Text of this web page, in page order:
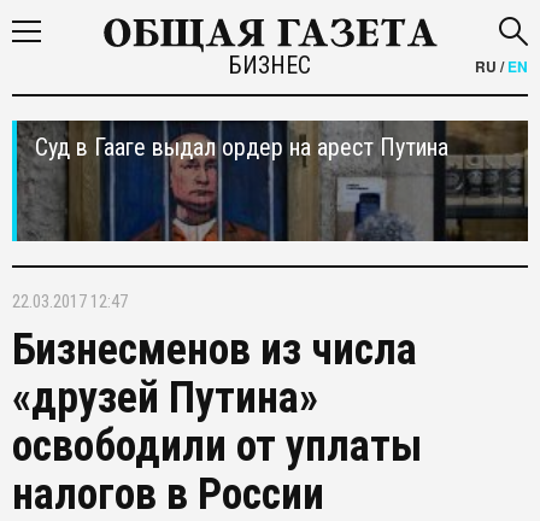
БИЗНЕС RU /EN
Суд в Гааге выдал ордер на арест Путина
22.03.2017 12:47
Бизнесменов из числа
«друзей Путина»
освободили от уплаты
налогов в России